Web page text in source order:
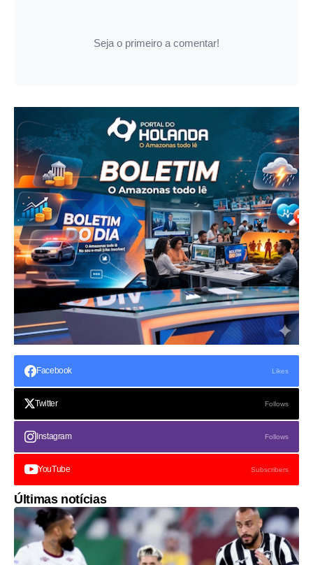
Seja o primeiro a comentar!
Facebook Likes
Twitter Follows
Instagram Follows
YouTube Subscribers
Últimas notícias